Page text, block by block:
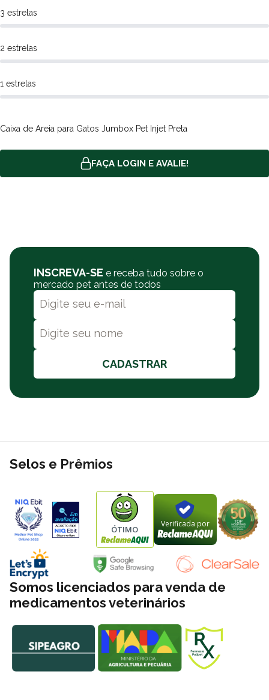
3 estrelas
2 estrelas
1 estrelas
Caixa de Areia para Gatos Jumbox Pet Injet Preta
FAÇA LOGIN E AVALIE!
INSCREVA-SE e receba tudo sobre o
mercado pet antes de todos
CADASTRAR
Selos e Prêmios
ÓTIMO Verificada por
Somos licenciados para venda de
medicamentos veterinários